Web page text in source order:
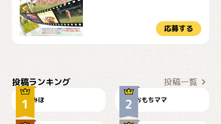
応募する
投稿ランキング 投稿一覧
みほ おもちママ
可愛い？ 見てるぞぉ